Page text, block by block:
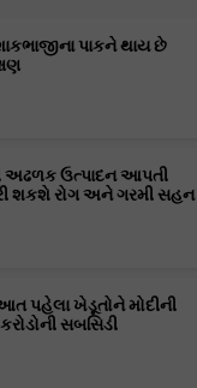
પાકને થાય છે
અઢળક ઉત્પાદન આપતી
શકશે રોગ અને ગરમી સહન
પહેલા ખેડૂતોને મોદીની
સબસિડી